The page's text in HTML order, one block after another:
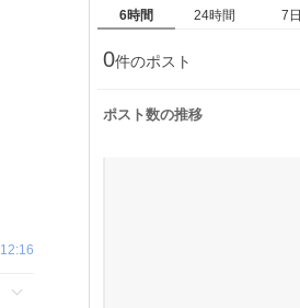
12:16
6時間 24時間 7日
0件のポスト
ポスト数の推移